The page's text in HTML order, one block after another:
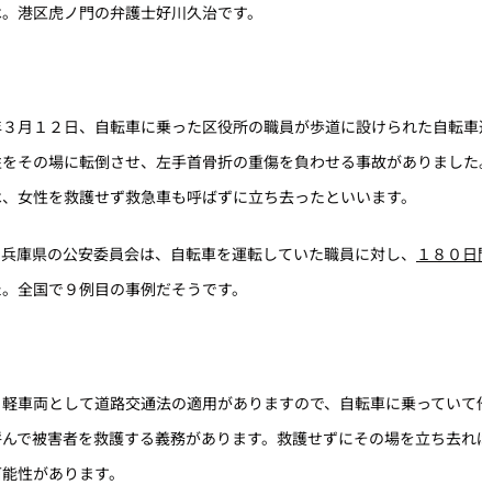
港区虎ノ門の弁護士好川久治です。
月１２日、自転車に乗った区役所の職員が歩道に設けられた自転
その場に転倒させ、左手首骨折の重傷を負わせる事故がありまし
女性を救護せず救急車も呼ばずに立ち去ったといいます。
庫県の公安委員会は、自転車を運転していた職員に対し、 １８０
全国で９例目の事例だそうです。
車両として道路交通法の適用がありますので、自転車に乗ってい
で被害者を救護する義務があります。救護せずにその場を立ち去
性があります。